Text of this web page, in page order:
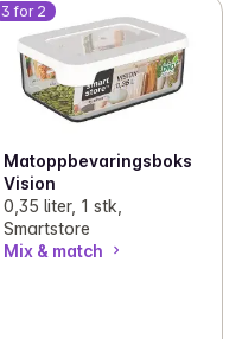
3 for 2
Matoppbevaringsboks
Vision
0,35 liter, 1 stk,
Smartstore
Mix & match